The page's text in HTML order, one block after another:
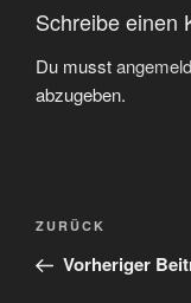
Schreibe einen
Du musst
abzugeben.
Vorheriger
Beitrag
ZURÜCK
Vorheriger